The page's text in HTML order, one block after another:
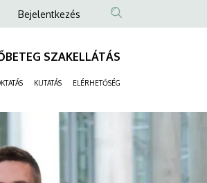
Anonim
fiók
Bejelentkezés
SZAKELLÁTÁS
navigáció
KUTATÁS ELÉRHETŐSÉG